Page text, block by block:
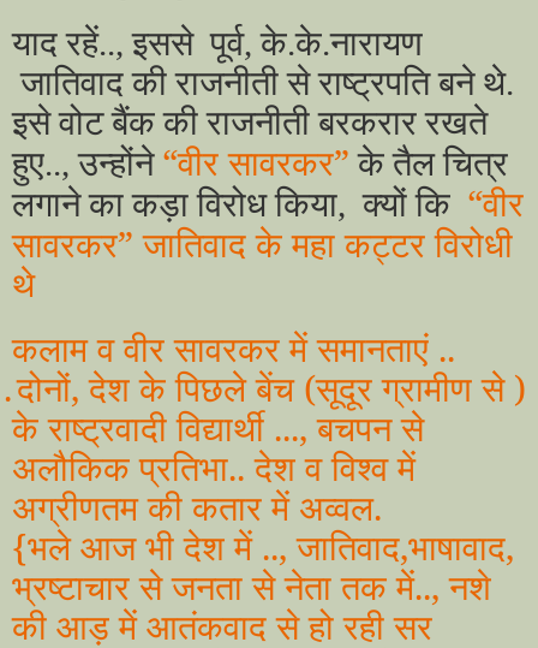
याद रहें.., इससे पूर्व, के.के.नारायण
जातिवाद की राजनीती से राष्ट्रपति बने थे.
इसे वोट बैंक की राजनीती बरकरार रखते
हुए.., उन्होंने “वीर सावरकर” के तैल चित्र
लगाने का कड़ा विरोध किया, क्यों कि “वीर
सावरकर” जातिवाद के महा कट्टर विरोधी
थे
कलाम व वीर सावरकर में समानताएं ..
दोनों, देश के पिछले बेंच (सूदूर ग्रामीण से )
के राष्ट्रवादी विद्यार्थी ..., बचपन से
अलौकिक प्रतिभा.. देश व विश्व में
अग्रीणतम की कतार में अव्वल.
{भले आज भी देश में .., जातिवाद,भाषावाद,
भ्रष्टाचार से जनता से नेता तक में.., नशे
की आड़ में आतंकवाद से हो रही सर